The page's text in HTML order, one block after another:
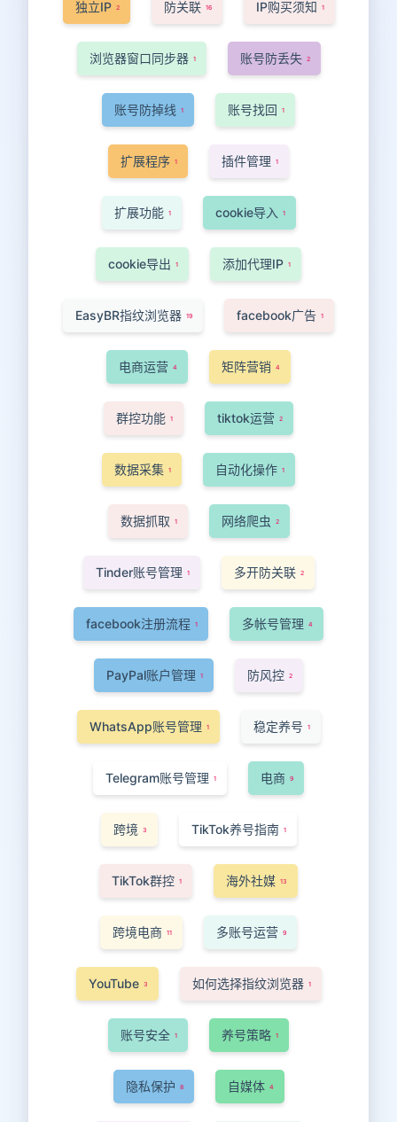
独立IP 2 防关联 16 IP购买须知 1
浏览器窗口同步器 1 账号防丢失 2
账号防掉线 1 账号找回 1
扩展程序 1 插件管理 1
扩展功能 1 cookie导入 1
cookie导出 1 添加代理IP 1
EasyBR指纹浏览器 19 facebook广告 1
电商运营 4 矩阵营销 4
群控功能 1 tiktok运营 2
数据采集 1 自动化操作 1
数据抓取 1 网络爬虫 2
Tinder账号管理 1 多开防关联 2
facebook注册流程 1 多帐号管理 4
PayPal账户管理 1 防风控 2
WhatsApp账号管理 1 稳定养号 1
Telegram账号管理 1 电商 9
跨境 3 TikTok养号指南 1
TikTok群控 1 海外社媒 13
跨境电商 11 多账号运营 9
YouTube 3 如何选择指纹浏览器 1
账号安全 1 养号策略 1
隐私保护 8 自媒体 4